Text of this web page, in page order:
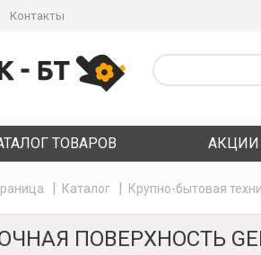
Контакты
ТОВАРОВ АКЦИИ
Каталог Крупно-бытовая
ПОВЕРХНОСТЬ